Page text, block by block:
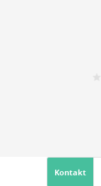
Kontakt